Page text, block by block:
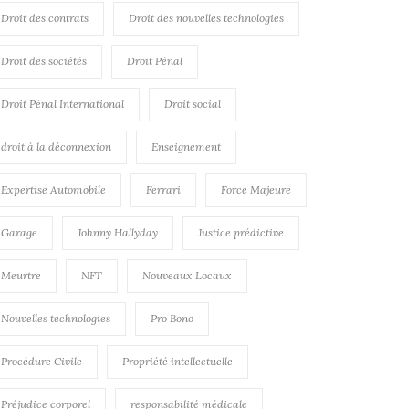
Droit des contrats Droit des nouvelles technologies
Droit des sociétés Droit Pénal
Droit Pénal International Droit social
droit à la déconnexion Enseignement
Expertise Automobile Ferrari Force Majeure
Garage Johnny Hallyday Justice prédictive
Meurtre NFT Nouveaux Locaux
Nouvelles technologies Pro Bono
Procédure Civile Propriété intellectuelle
Préjudice corporel responsabilité médicale